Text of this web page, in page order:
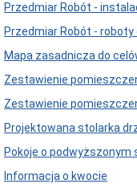
Przedmiar Robót -
Przedmiar Robót -
Mapa zasadnicza do
Zestawienie
Zestawienie
Projektowana stolarka
Pokoje o podwyższonym
Informacja o kwocie